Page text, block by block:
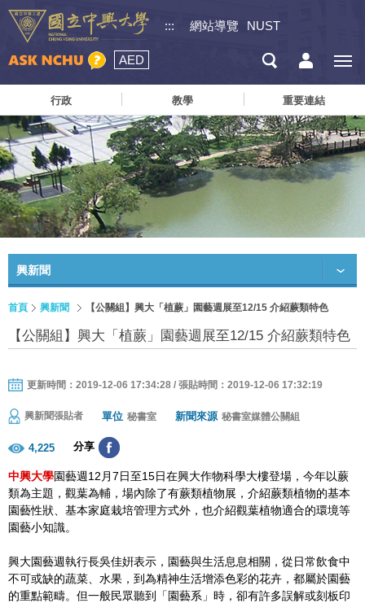
::: 網站導覽 NUST
AED
行政 教學 重要連結
興新聞
首頁 興新聞 【公關組】興大「植蕨」園藝週展至12/15 介紹蕨類特色
【公關組】興大「植蕨」園藝週展至12/15 介紹蕨類特色
更新時間：2019-12-06 17:34:28 / 張貼時間：2019-12-06 17:32:19
興新聞張貼者 單位 秘書室 新聞來源 秘書室媒體公關組
4,225 分享
中興大學園藝週12月7日至15日在興大作物科學大樓登場，今年以蕨
類為主題，觀葉為輔，場內除了有蕨類植物展，介紹蕨類植物的基本
園藝性狀、基本家庭栽培管理方式外，也介紹觀葉植物適合的環境等
園藝小知識。
興大園藝週執行長吳佳姸表示，園藝與生活息息相關，從日常飲食中
不可或缺的蔬菜、水果，到為精神生活增添色彩的花卉，都屬於園藝
的重點範疇。但一般民眾聽到「園藝系」時，卻有許多誤解或刻板印